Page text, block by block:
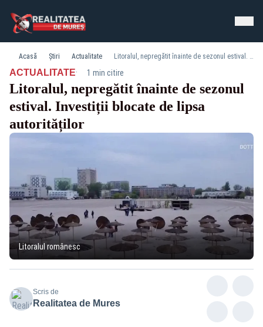
Acasă Știri Actualitate Litoralul, nepregătit înainte de sezonul estival. Investiții blocate de lipsa autorităților
ACTUALITATE· 1 min citire
Litoralul, nepregătit înainte de sezonul
estival. Investiții blocate de lipsa
autorităților
Litoralul românesc
Scris de
Realitatea de Mures